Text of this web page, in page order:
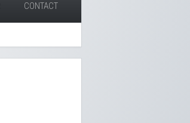
CONTACT